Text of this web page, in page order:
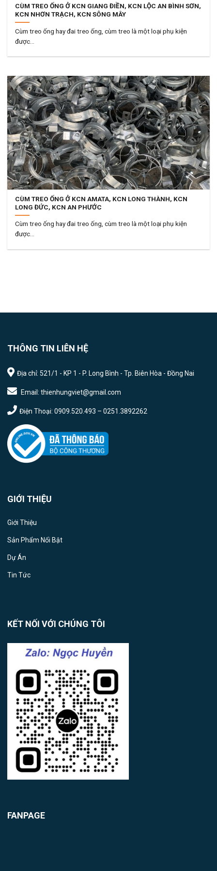
CÙM TREO ỐNG Ở KCN GIANG ĐIỀN, KCN LỘC AN BÌNH SƠN,
KCN NHƠN TRẠCH, KCN SÔNG MÂY
Cùm treo ống hay đai treo ống, cùm treo là một loại phụ kiện
được...
CÙM TREO ỐNG Ở KCN AMATA, KCN LONG THÀNH, KCN
LONG ĐỨC, KCN AN PHƯỚC
Cùm treo ống hay đai treo ống, cùm treo là một loại phụ kiện
được...
THÔNG TIN LIÊN HỆ
Địa chỉ: 521/1 - KP 1 - P. Long Bình - Tp. Biên Hòa - Đồng Nai
Email: thienhungviet@gmail.com
Điện Thoại: 0909.520.493 – 0251.3892262
GIỚI THIỆU
Giới Thiệu
Sản Phẩm Nổi Bật
Dự Án
Tin Tức
KẾT NỐI VỚI CHÚNG TÔI
FANPAGE